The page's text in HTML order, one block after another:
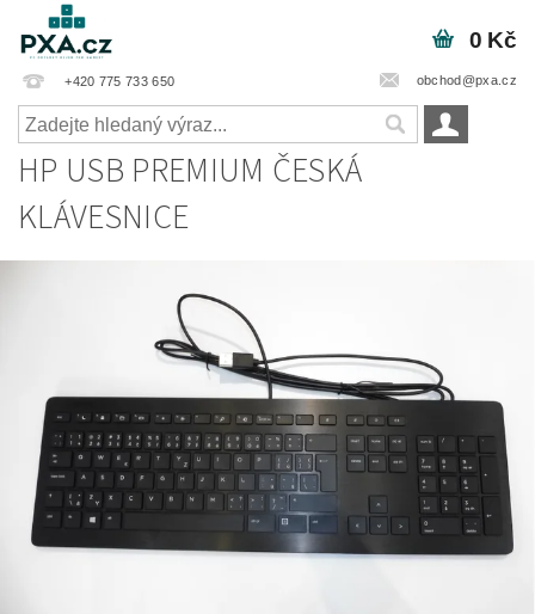
+420 775 733 650 obchod@pxa.cz
0 Kč
HP USB PREMIUM ČESKÁ
KLÁVESNICE